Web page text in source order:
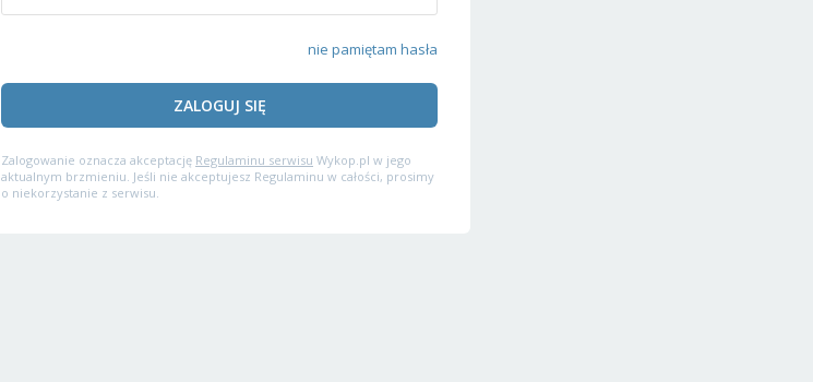
nie pamiętam hasła
ZALOGUJ SIĘ
Zalogowanie oznacza akceptację Regulaminu serwisu Wykop.pl w jego
aktualnym brzmieniu. Jeśli nie akceptujesz Regulaminu w całości, prosimy
o niekorzystanie z serwisu.